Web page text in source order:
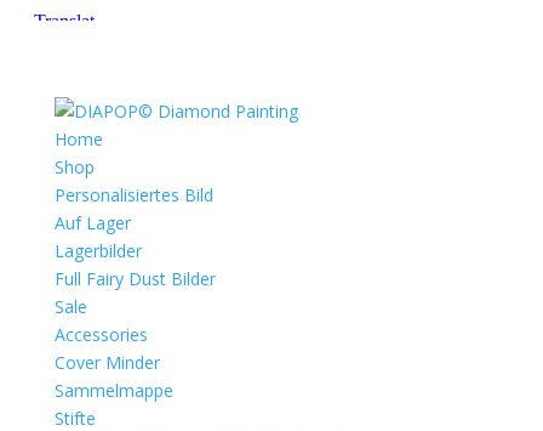
Home
Shop
Personalisiertes Bild
Auf Lager
Lagerbilder
Full Fairy Dust Bilder
Sale
Accessories
Cover Minder
Sammelmappe
Stifte